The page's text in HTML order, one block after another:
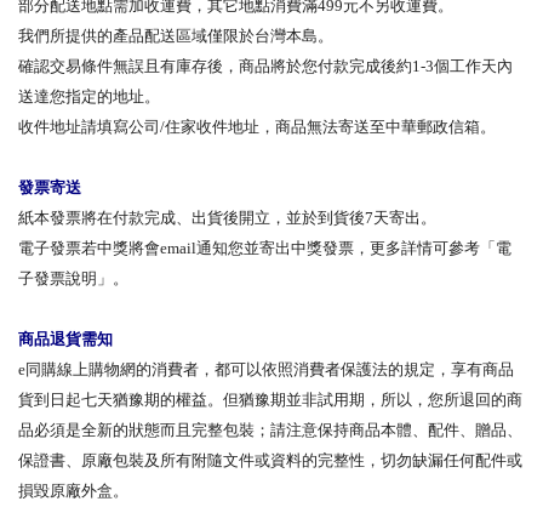
部分配送地點需加收運費，其它地點消費滿499元不另收運費。
我們所提供的產品配送區域僅限於台灣本島。
確認交易條件無誤且有庫存後，商品將於您付款完成後約1-3個工作天內
送達您指定的地址。
收件地址請填寫公司/住家收件地址，商品無法寄送至中華郵政信箱。
發票寄送
紙本發票將在付款完成、出貨後開立，並於到貨後7天寄出。
電子發票若中獎將會email通知您並寄出中獎發票，更多詳情可參考「電
子發票說明」。
商品退貨需知
e同購線上購物網的消費者，都可以依照消費者保護法的規定，享有商品
貨到日起七天猶豫期的權益。但猶豫期並非試用期，所以，您所退回的商
品必須是全新的狀態而且完整包裝；請注意保持商品本體、配件、贈品、
保證書、原廠包裝及所有附隨文件或資料的完整性，切勿缺漏任何配件或
損毀原廠外盒。